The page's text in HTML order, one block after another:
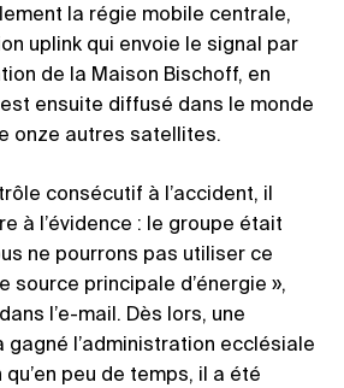
la régie mobile centrale,
uplink qui envoie le signal par
de la Maison Bischoff, en
est ensuite diffusé dans le monde
onze autres satellites.
consécutif à l’accident, il
à l’évidence : le groupe était
ne pourrons pas utiliser ce
source principale d’énergie »,
l’e-mail. Dès lors, une
gagné l’administration ecclésiale
peu de temps, il a été